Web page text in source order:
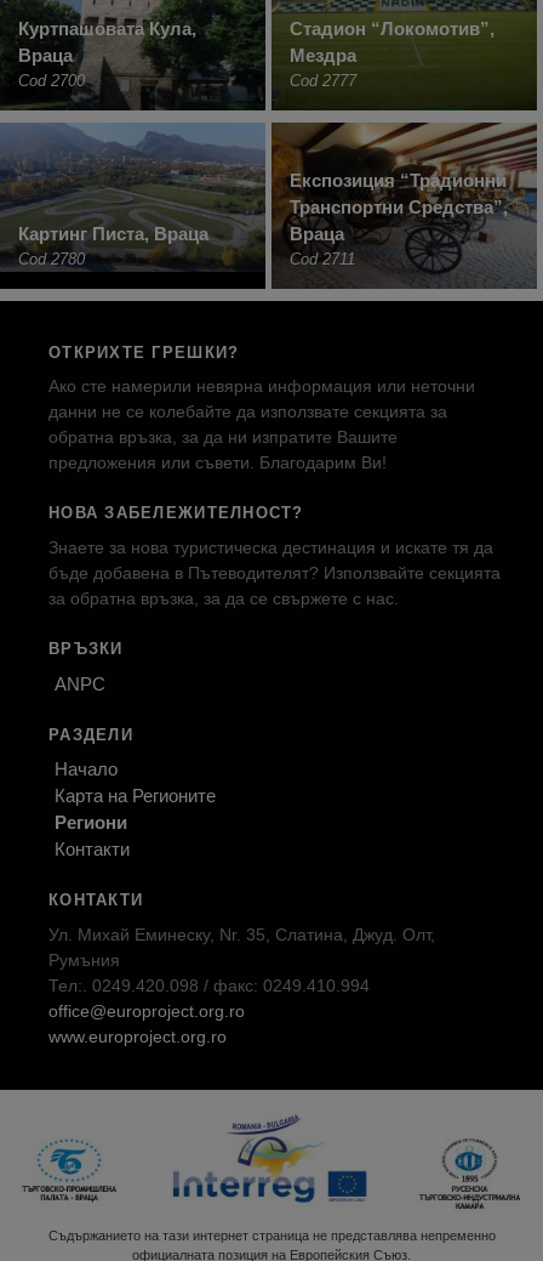
Куртпашовата Кула,
Враца
Cod 2700
Стадион “Локомотив”,
Мездра
Cod 2777
Картинг Писта, Враца
Cod 2780
Експозиция “Традионни
Транспортни Средства”,
Враца
Cod 2711
ОТКРИХТЕ ГРЕШКИ?
Ако сте намерили невярна информация или неточни
данни не се колебайте да използвате секцията за
обратна връзка, за да ни изпратите Вашите
предложения или съвети. Благодарим Ви!
НОВА ЗАБЕЛЕЖИТЕЛНОСТ?
Знаете за нова туристическа дестинация и искате тя да
бъде добавена в Пътеводителят? Използвайте секцията
за обратна връзка, за да се свържете с нас.
ВРЪЗКИ
ANPC
РАЗДЕЛИ
Начало
Карта на Регионите
Региони
Контакти
КОНТАКТИ
Ул. Михай Еминеску, Nr. 35, Слатина, Джуд. Олт,
Румъния
Тел:. 0249.420.098 / факс: 0249.410.994
office@europroject.org.ro
www.europroject.org.ro
Съдържанието на тази интернет страница не представлява непременно
официалната позиция на Европейския Съюз.